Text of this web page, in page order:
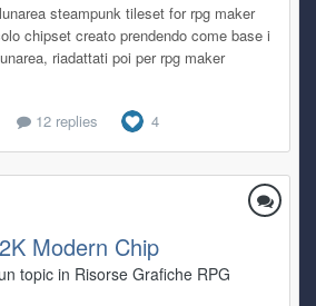
steampunk tileset for rpg maker
chipset creato prendendo come base i
riadattati poi per rpg maker
12 replies 4
Modern Chip
topic in Risorse Grafiche RPG